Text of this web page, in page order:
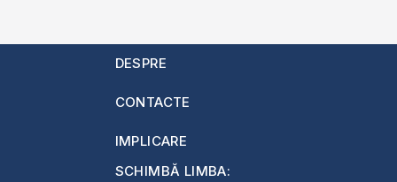
DESPRE
CONTACTE
IMPLICARE
SCHIMBĂ LIMBA: